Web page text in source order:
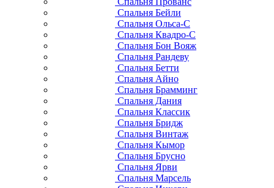
Спальня Бейли
Спальня Ольса-С
Спальня Квадро-С
Спальня Бон Вояж
Спальня Рандеву
Спальня Бетти
Спальня Айно
Спальня Брамминг
Спальня Дания
Спальня Классик
Спальня Бридж
Спальня Винтаж
Спальня Кымор
Спальня Брусно
Спальня Ярви
Спальня Марсель